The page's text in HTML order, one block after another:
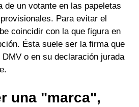
de un votante en las papeletas
Para evitar el
coincidir con la que figura en
Ésta suele ser la firma que
o en su declaración jurada
una "marca",